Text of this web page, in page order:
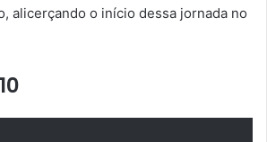
alicerçando o início dessa jornada no